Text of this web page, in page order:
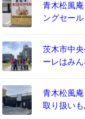
青木松風
ングセー
茨木市中
ーレはみ
青木松風
取り扱い